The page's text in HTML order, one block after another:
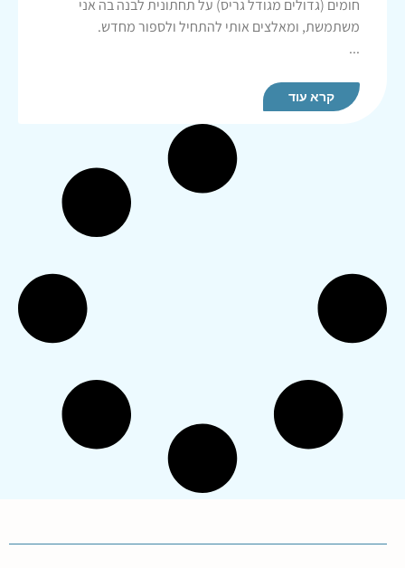
חומים (גדולים מגודל גריס) על תחתונית לבנה בה אני
משתמשת, ומאלצים אותי להתחיל ולספור מחדש.
...
קרא עוד